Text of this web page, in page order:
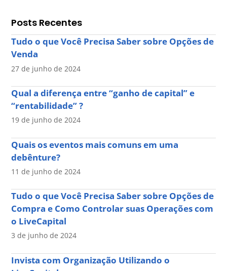
Posts Recentes
Tudo o que Você Precisa Saber sobre Opções de
Venda
27 de junho de 2024
Qual a diferença entre “ganho de capital” e
“rentabilidade” ?
19 de junho de 2024
Quais os eventos mais comuns em uma
debênture?
11 de junho de 2024
Tudo o que Você Precisa Saber sobre Opções de
Compra e Como Controlar suas Operações com
o LiveCapital
3 de junho de 2024
Invista com Organização Utilizando o